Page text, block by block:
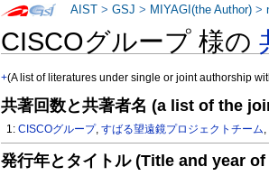
CISCOグループ 様の
+(A list of literatures under single or joint authorship
共著回数と共著者名 (a list of the
1:CISCOグループ,すばる望遠鏡プロジェクトチーム,
発行年とタイトル (Title and year
AIST >GSJ > MIYAGI(the Author) >